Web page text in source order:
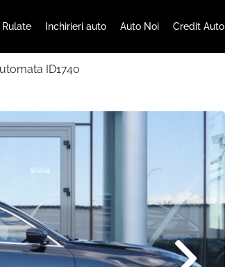
Inchirieri auto Auto Noi Credit Auto
ID1740